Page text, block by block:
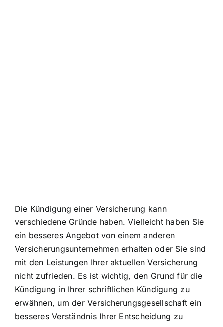
Die Kündigung einer Versicherung kann
verschiedene Gründe haben. Vielleicht haben Sie
ein besseres Angebot von einem anderen
Versicherungsunternehmen erhalten oder Sie sind
mit den Leistungen Ihrer aktuellen Versicherung
nicht zufrieden. Es ist wichtig, den Grund für die
Kündigung in Ihrer schriftlichen Kündigung zu
erwähnen, um der Versicherungsgesellschaft ein
besseres Verständnis Ihrer Entscheidung zu